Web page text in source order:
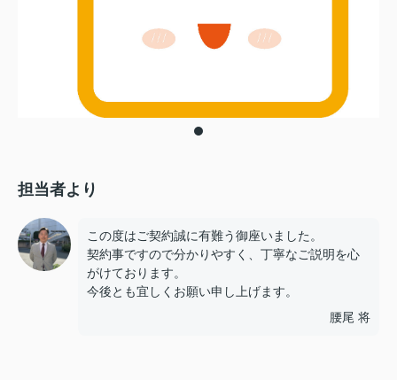
担当者より
この度はご契約誠に有難う御座いました。
契約事ですので分かりやすく、丁寧なご説明を心
がけております。
今後とも宜しくお願い申し上げます。
腰尾 将